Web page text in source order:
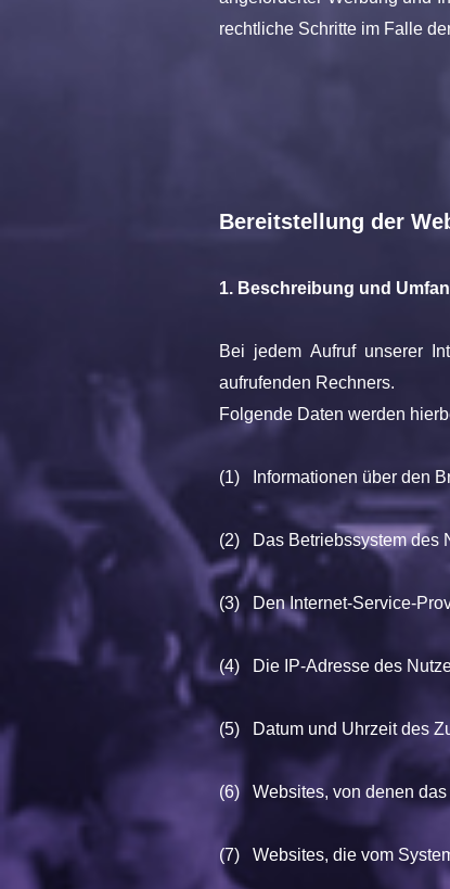
rechtliche Schritte im Falle
Bereitstellung der
1. Beschreibung und
Bei jedem Aufruf unserer
aufrufenden Rechners.
Folgende Daten werden
(1) Informationen über den
(2) Das Betriebssystem des
(3) Den Internet-Service-
(4) Die IP-Adresse des
(5) Datum und Uhrzeit des
(6) Websites, von denen das
(7) Websites, die vom